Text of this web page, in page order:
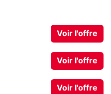
Voir l'offre
Voir l'offre
Voir l'offre